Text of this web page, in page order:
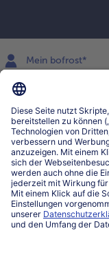
Mein bofrost*
www.bofrost.lu
027863232
Mo-Fr. von 7 bis 20 Uhr
Service
Über bofrost*